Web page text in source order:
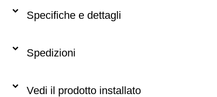
Specifiche e dettagli
Spedizioni
Vedi il prodotto installato